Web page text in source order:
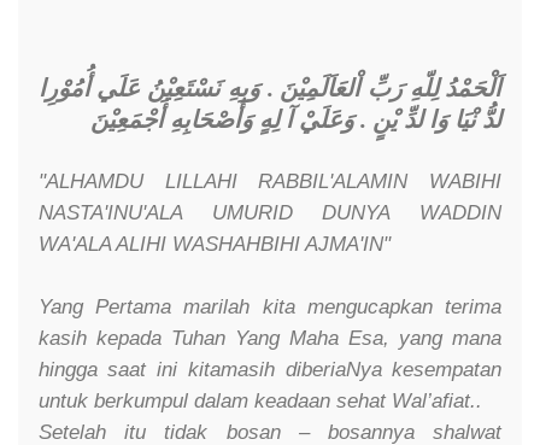
اَلْحَمْدُ لِلّهِ رَبِّ اْلعَاَلَمِيْنَ . وَبِهِ نَسْتَعِيْنُ عَلَي أُمُوْرِا
لدُّ نْيَا وَا لدِّ يْنٍ .وَعَلَيْ آ لِهٍ وَأَصْحَابِهِ أَجْمَعِيْنَ
"ALHAMDU LILLAHI RABBIL'ALAMIN WABIHI
NASTA'INU'ALA UMURID DUNYA WADDIN
WA'ALA ALIHI WASHAHBIHI AJMA'IN"
Yang Pertama marilah kita mengucapkan terima
kasih kepada Tuhan Yang Maha Esa, yang mana
hingga saat ini kitamasih diberiaNya kesempatan
untuk berkumpul dalam keadaan sehat Wal’afiat..
Setelah itu tidak bosan – bosannya shalwat